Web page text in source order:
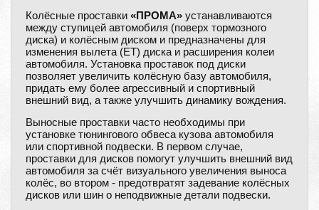
Колёсные проставки «ПРОМА» устанавливаются
между ступицей автомобиля (поверх тормозного
диска) и колёсным диском и предназначены для
изменения вылета (ЕТ) диска и расширения колеи
автомобиля. Установка проставок под диски
позволяет увеличить колёсную базу автомобиля,
придать ему более агрессивный и спортивный
внешний вид, а также улучшить динамику вождения.
Выносные проставки часто необходимы при
установке тюнингового обвеса кузова автомобиля
или спортивной подвески. В первом случае,
проставки для дисков помогут улучшить внешний вид
автомобиля за счёт визуального увеличения выноса
колёс, во втором - предотвратят задевание колёсных
дисков или шин о неподвижные детали подвески.